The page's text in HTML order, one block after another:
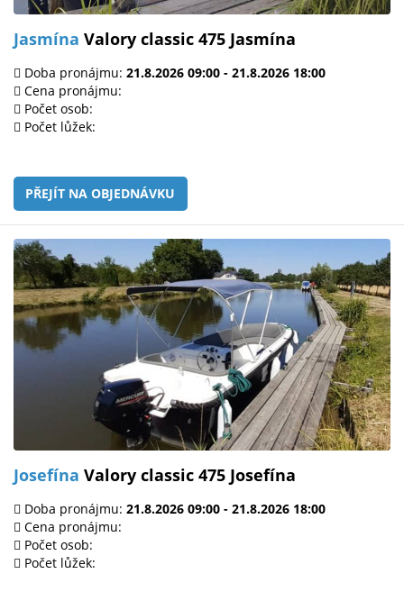
Jasmína Valory classic 475 Jasmína
Doba pronájmu: 21.8.2026 09:00 - 21.8.2026 18:00
Cena pronájmu:
Počet osob:
Počet lůžek:
PŘEJÍT NA OBJEDNÁVKU
Josefína Valory classic 475 Josefína
Doba pronájmu: 21.8.2026 09:00 - 21.8.2026 18:00
Cena pronájmu:
Počet osob:
Počet lůžek: